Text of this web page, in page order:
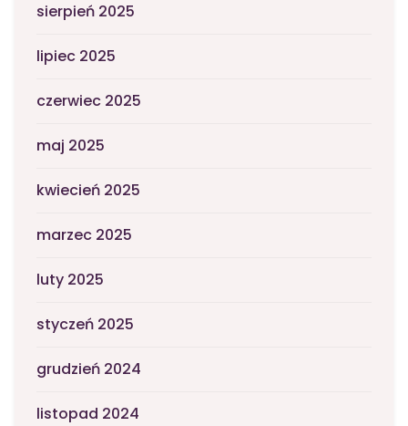
sierpień 2025
lipiec 2025
czerwiec 2025
maj 2025
kwiecień 2025
marzec 2025
luty 2025
styczeń 2025
grudzień 2024
listopad 2024